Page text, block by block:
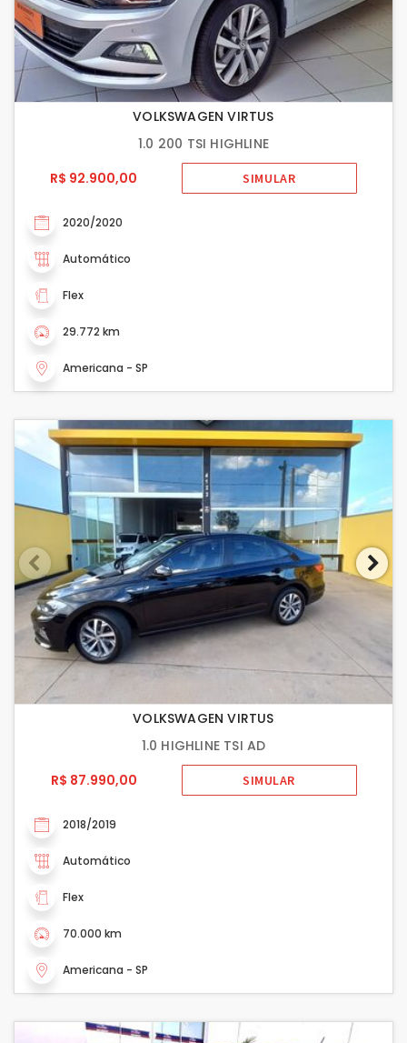
VOLKSWAGEN VIRTUS
1.0 200 TSI HIGHLINE
R$ 92.900,00
SIMULAR
2020/2020
Automático
Flex
29.772 km
Americana - SP
VOLKSWAGEN VIRTUS
1.0 HIGHLINE TSI AD
R$ 87.990,00
SIMULAR
2018/2019
Automático
Flex
70.000 km
Americana - SP